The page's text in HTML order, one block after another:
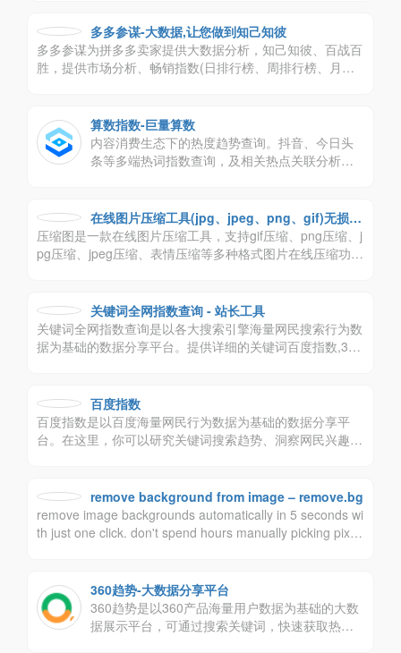
多多参谋-大数据,让您做到知己知彼
多多参谋为拼多多卖家提供大数据分析，知己知彼、百战百
胜，提供市场分析、畅销指数(日排行榜、周排行榜、月排
位视角，让你知己知彼，百战百胜)、竞品探索(找出有威胁
的商品、找出有潜力的商品，让你的决策更简单)、关键字
搜索(知道关键字的出价，展示的位置，你还苦于不知道如
算数指数-巨量算数
内容消费生态下的热度趋势查询。抖音、今日头
条等多端热词指数查询，及相关热点关联分析、
在线图片压缩工具(jpg、jpeg、png、gif)无损压
缩90%-压缩图
压缩图是一款在线图片压缩工具，支持gif压缩、png压缩、j
pg压缩、jpeg压缩、表情压缩等多种格式图片在线压缩功
设计素材、图片加水印、图片改颜色、图片加字、图片加边
框、一寸、两寸、小一寸、小二寸、七寸等常用证件照制作
等功能；还支持在线修改dpi图片分辨率，以及图片无损放
关键词全网指数查询 - 站长工具
关键词全网指数查询是以各大搜索引擎海量网民搜索行为数
据为基础的数据分享平台。提供详细的关键词百度指数,360
百度指数
百度指数是以百度海量网民行为数据为基础的数据分享平
台。在这里，你可以研究关键词搜索趋势、洞察网民兴趣和
remove background from image – remove.bg
remove image backgrounds automatically in 5 seconds wi
th just one click. don't spend hours manually picking pixel
360趋势-大数据分享平台
360趋势是以360产品海量用户数据为基础的大数
据展示平台，可通过搜索关键词，快速获取热度